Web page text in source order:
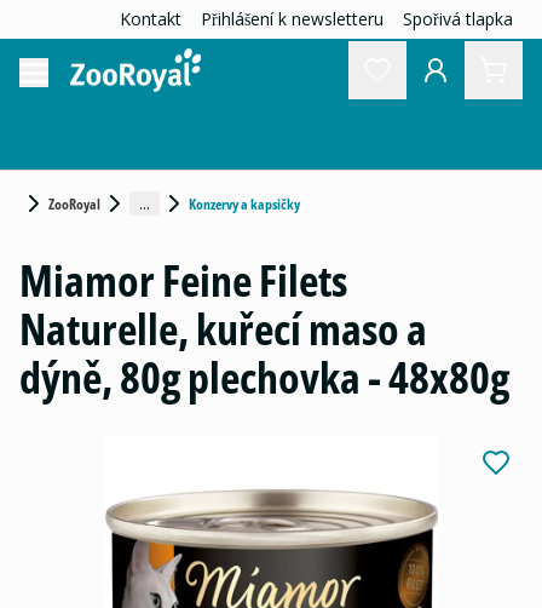
Kontakt Přihlášení k newsletteru Spořivá tlapka
ZooRoyal ... Konzervy a kapsičky
Miamor Feine Filets
Naturelle, kuřecí maso a
dýně, 80g plechovka - 48x80g